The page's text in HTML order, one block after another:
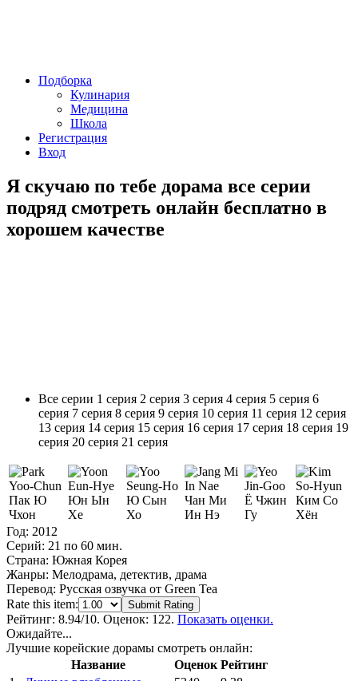
Подборка
Кулинария
Медицина
Школа
Регистрация
Вход
Я скучаю по тебе дорама все серии
подряд смотреть онлайн бесплатно в
хорошем качестве
Все серии 1 серия 2 серия 3 серия 4 серия 5 серия 6
серия 7 серия 8 серия 9 серия 10 серия 11 серия 12 серия
13 серия 14 серия 15 серия 16 серия 17 серия 18 серия 19
серия 20 серия 21 серия
Пак Ю
Чхон
Юн Ын
Хе
Ю Сын
Хо
Чан Ми
Ин Нэ
Ё Чжин
Гу
Ким Со
Хён
Год: 2012
Серий: 21 по 60 мин.
Страна: Южная Корея
Жанры: Мелодрама, детектив, драма
Перевод: Русская озвучка от Green Tea
Rate this item:
Submit Rating
Рейтинг: 8.94/10. Оценок: 122. Показать оценки.
Ожидайте...
Лучшие корейские дорамы смотреть онлайн:
Название
Оценок Рейтинг